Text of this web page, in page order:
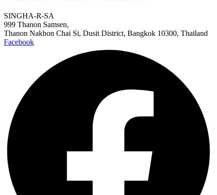
SINGHA-R-SA
999 Thanon Samsen,
Thanon Nakhon Chai Si, Dusit District, Bangkok 10300, Thailand
Facebook